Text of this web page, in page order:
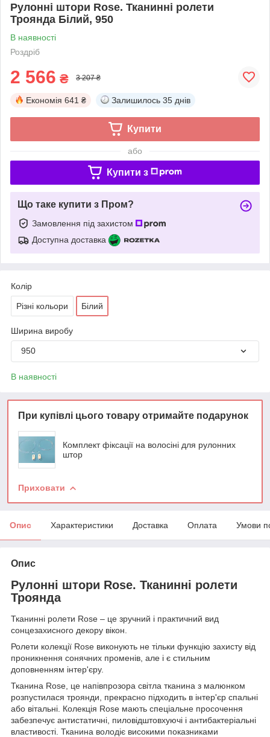
Рулонні штори Rose. Тканинні ролети
Троянда Білий, 950
В наявності
Роздріб
2 566 ₴ 3 207 ₴
Економія 641 ₴ Залишилось 35 днів
Купити
або
Купити з
Що таке купити з Пром?
Замовлення під захистом
Доступна доставка
Колір
Різні кольори Білий
Ширина виробу
950
В наявності
При купівлі цього товару отримайте подарунок
Комплект фіксації на волосіні для рулонних
штор
Приховати
Опис Характеристики Доставка Оплата Умови
Опис
Рулонні штори Rose. Тканинні ролети
Троянда
Тканинні ролети Rose – це зручний і практичний вид
сонцезахисного декору вікон.
Ролети колекції Rose виконують не тільки функцію захисту від
проникнення сонячних променів, але і є стильним
доповненням інтер'єру.
Тканина Rose, це напівпрозора світла тканина з малюнком
розпустилася троянди, прекрасно підходить в інтер'єр спальні
або вітальні. Колекція Rose мають спеціальне просочення
забезпечує антистатичні, пиловідштовхуючі і антибактеріальні
властивості. Тканина володіє високими показниками